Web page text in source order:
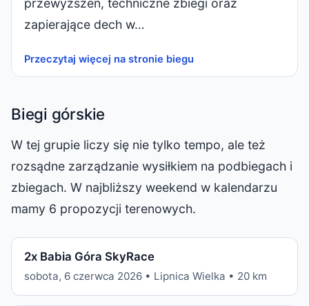
przewyższeń, techniczne zbiegi oraz
zapierające dech w…
Przeczytaj więcej na stronie biegu
Biegi górskie
W tej grupie liczy się nie tylko tempo, ale też
rozsądne zarządzanie wysiłkiem na podbiegach i
zbiegach. W najbliższy weekend w kalendarzu
mamy 6 propozycji terenowych.
2x Babia Góra SkyRace
sobota, 6 czerwca 2026 • Lipnica Wielka • 20 km